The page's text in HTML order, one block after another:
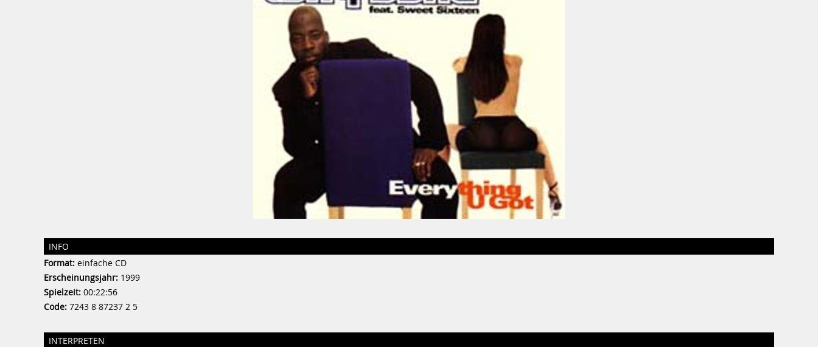
INFO
Format: einfache CD
Erscheinungsjahr: 1999
Spielzeit: 00:22:56
Code: 7243 8 87237 2 5
INTERPRETEN